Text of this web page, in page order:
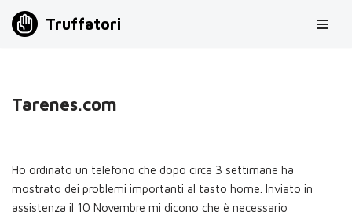
Truffatori
Tarenes.com
Ho ordinato un telefono che dopo circa 3 settimane ha
mostrato dei problemi importanti al tasto home. Inviato in
assistenza il 10 Novembre mi dicono che è necessario